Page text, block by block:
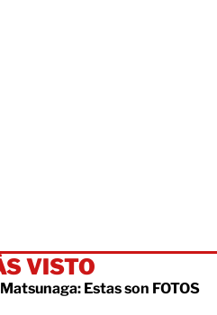
VISTO
Estas son FOTOS